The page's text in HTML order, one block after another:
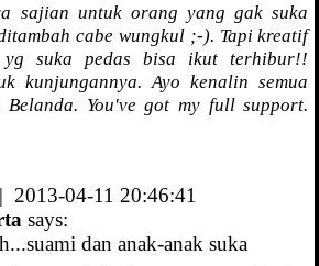
sajian untuk orang yang gak suka
cabe wungkul ;-). Tapi kreatif
suka pedas bisa ikut terhibur!!
kunjungannya. Ayo kenalin semua
Belanda. You've got my full support.
| 2013-04-11 20:46:41
says:
dan anak-anak suka